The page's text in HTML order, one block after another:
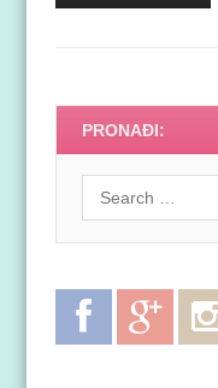
PRONAĐI:
Facebook
Google